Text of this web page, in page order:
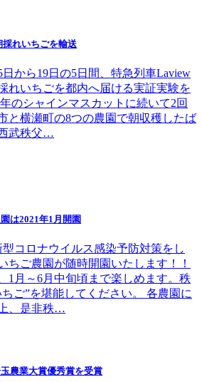
れいちごを輸送
から19日の5日間、特急列車Laview
れいちごを都内へ届ける実証実験を
のシャインマスカットに続いて2回
と横瀬町の8つの農園で朝収穫したば
武秩父…
は2021年1月開園
型コロナウイルス感染予防対策をし
ちご農園が随時開園いたします！！
1月～6月中旬頃まで楽しめます。秩
ご”を堪能してください。 各農園に
、是非秩…
農業大賞優秀賞を受賞